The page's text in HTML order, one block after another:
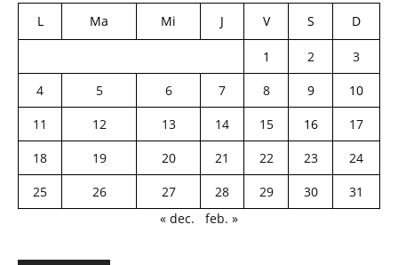
L Ma Mi J V S D
1 2
3
4
5 6 7 8 9
10
11
12 13 14 15 16
17
18
19 20 21 22 23
24
25
26 27 28 29 30
31
« dec.
feb. »